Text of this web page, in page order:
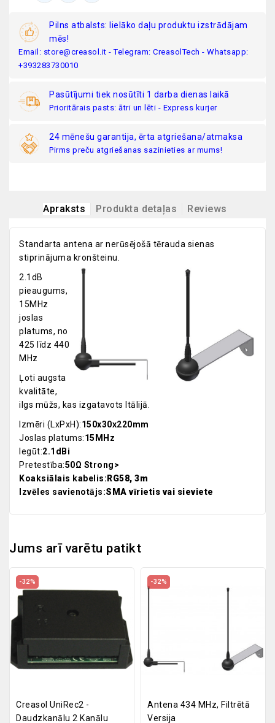
Pilns atbalsts: lielāko daļu produktu izstrādājam
mēs!
Email: store@creasol.it - Telegram: CreasolTech - Whatsapp:
+393283730010
Pasūtījumi tiek nosūtīti 1 darba dienas laikā
Prioritārais pasts: ātri un lēti - Express kurjer
24 mēnešu garantija, ērta atgriešana/atmaksa
Pirms preču atgriešanas sazinieties ar mums!
Apraksts Produkta detaļas Reviews
Standarta antena ar nerūsējošā tērauda sienas
stiprinājuma kronšteinu.
2.1dB
pieaugums,
15MHz
joslas
platums, no
425 līdz 440
MHz
Ļoti augsta
kvalitāte,
ilgs mūžs, kas izgatavots Itālijā.
Izmēri (LxPxH):150x30x220mm
Joslas platums:15MHz
Iegūt:2.1dBi
Pretestība:50Ω Strong>
Koaksiālais kabelis: RG58, 3m
Izvēles savienotājs:SMA vīrietis vai sieviete
Jums arī varētu patikt
Creasol UniRec2 -
Daudzkanālu 2 Kanālu
-32%
Antena 434 MHz, Filtrētā
Versija
-32%